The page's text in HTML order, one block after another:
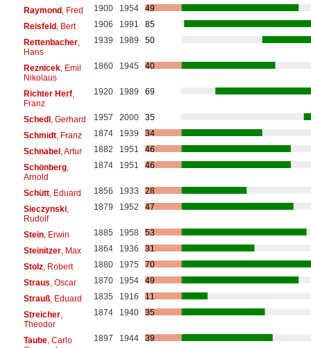
Raymond, Fred 1900 1954
49
Reisfeld, Bert 1906 1991
85
Rettenbacher,
Hans
1939 1989 50
Reznicek, Emil
Nikolaus
1860 1945 40
Richter Herf,
Franz
1920 1989 69
Schedl, Gerhard 1957 2000
35
Schmidt, Franz 1874 1939
34
Schnabel, Artur 1882 1951
46
Schönberg,
Arnold
1874 1951 46
Schütt, Eduard 1856 1933
28
Sieczynski,
Rudolf
1879 1952 47
Stein, Erwin 1885 1958
53
Steinitzer, Max 1864 1936
31
Stolz, Robert 1880 1975
70
Straus , Oscar 1870 1954
49
Strauß, Eduard 1835 1916
11
Streicher,
Theodor
1874 1940 35
Taube, Carlo
1897 1944 39